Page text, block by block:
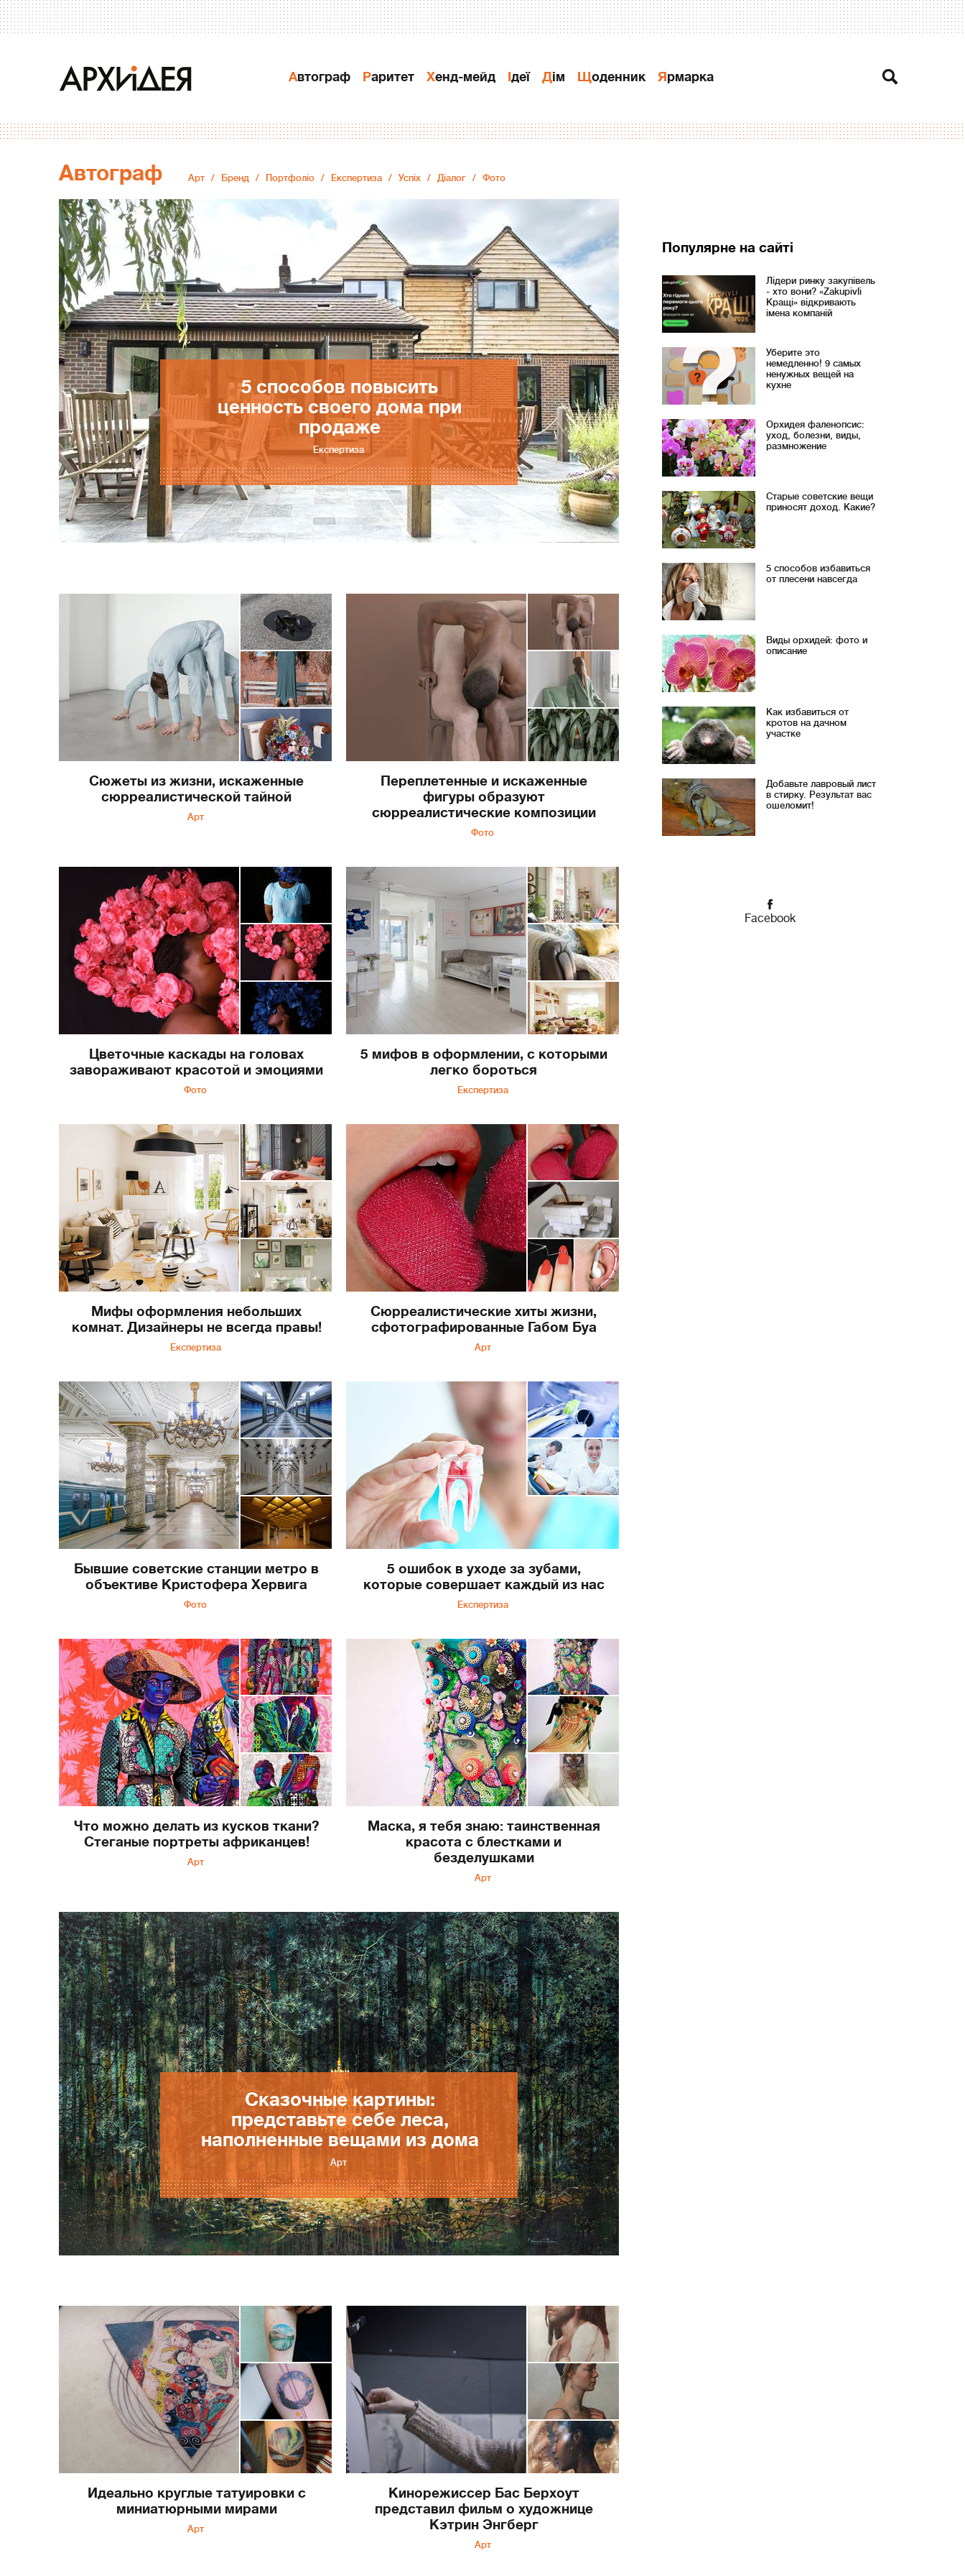
Автограф Раритет Хенд-мейд Ідеї Дiм Щоденник Ярмарка
Автограф Арт Бренд Портфоліо Експертиза Успіх Діалог Фото
5 способов повысить
ценность своего дома при
продаже
Експертиза
Сюжеты из жизни, искаженные
сюрреалистической тайной
Арт
Переплетенные и искаженные
фигуры образуют
сюрреалистические композиции
Фото
Цветочные каскады на головах
завораживают красотой и эмоциями
Фото
5 мифов в оформлении, с которыми
легко бороться
Експертиза
Мифы оформления небольших
комнат. Дизайнеры не всегда правы!
Експертиза
Сюрреалистические хиты жизни,
сфотографированные Габом Буа
Арт
Бывшие советские станции метро в
объективе Кристофера Хервига
Фото
5 ошибок в уходе за зубами,
которые совершает каждый из нас
Експертиза
Что можно делать из кусков ткани?
Стеганые портреты африканцев!
Арт
Маска, я тебя знаю: таинственная
красота с блестками и
безделушками
Арт
Сказочные картины:
представьте себе леса,
наполненные вещами из дома
Арт
Идеально круглые татуировки c
миниатюрными мирами
Арт
Кинорежиссер Бас Берхоут
представил фильм о художнице
Кэтрин Энгберг
Арт
Популярне на сайті
Лідери ринку закупівель
- хто вони? «Zakupivli
Кращі» відкривають
імена компаній
Уберите это
немедленно! 9 самых
ненужных вещей на
кухне
Орхидея фаленопсис:
уход, болезни, виды,
размножение
Старые советские вещи
приносят доход. Какие?
5 способов избавиться
от плесени навсегда
Виды орхидей: фото и
описание
Как избавиться от
кротов на дачном
участке
Добавьте лавровый лист
в стирку. Результат вас
ошеломит!
Facebook